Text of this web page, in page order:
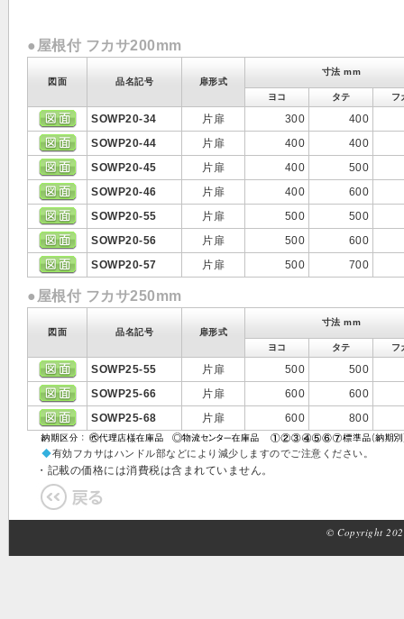
●屋根付 フカサ200mm
図面 品名記号 扉形式
寸法 mm
ヨコ タテ フ
SOWP20-34 片扉 300
400
SOWP20-44
片扉 400
400
SOWP20-45
片扉 400
500
SOWP20-46
片扉 400
600
SOWP20-55
片扉 500
500
SOWP20-56
片扉 500
600
SOWP20-57
片扉 500 700
●屋根付 フカサ250mm
図面 品名記号 扉形式
寸法 mm
ヨコ タテ フ
SOWP25-55 片扉 500
500
SOWP25-66
片扉 600
600
SOWP25-68
片扉 600 800
◆有効フカサはハンドル部などにより減少しますのでご注意ください。
・記載の価格には消費税は含まれていません。
© Copyright